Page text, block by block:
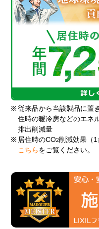
※ 従来品から当該製品に置
住時の暖冷房などのエネ
排出削減量
※ 居住時のCO2削減効果（1
こちら をご覧ください。